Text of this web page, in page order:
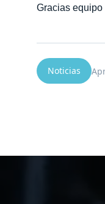
Gracias
Noticias